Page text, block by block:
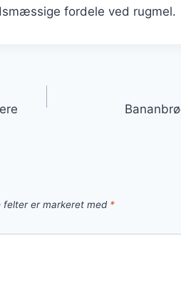
fordele ved rugmel.
er markeret med *